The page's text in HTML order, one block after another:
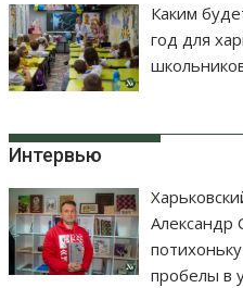
Каким
год для
Интервью
Александр
пробелы в